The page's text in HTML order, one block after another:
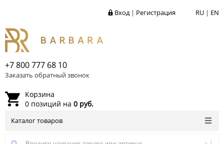
RU | EN
Вход| Регистрация
+7 800 777 68 10
Заказать обратный звонок
Корзина
0 позиций на 0 руб.
Каталог товаров